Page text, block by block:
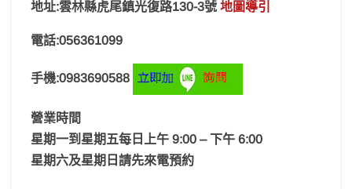
地址:雲林縣虎尾鎮光復路130-3號地圖導引
電話:056361099
手機:0983690588
營業時間
星期一到星期五每日上午 9:00 – 下午 6:00
星期六及星期日請先來電預約